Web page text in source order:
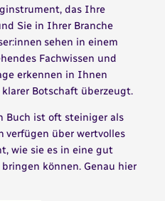
das Ihre
Sie in Ihrer Branche
sehen in einem
Fachwissen und
erkennen in Ihnen
Botschaft überzeugt.
Buch ist oft steiniger als
verfügen über wertvolles
wie sie es in eine gut
können. Genau hier